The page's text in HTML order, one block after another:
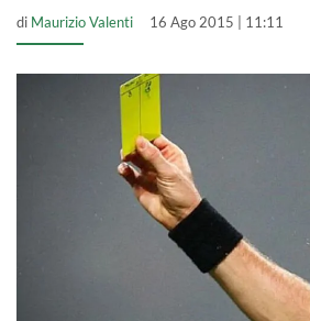
di Maurizio Valenti 16 Ago 2015 | 11:11